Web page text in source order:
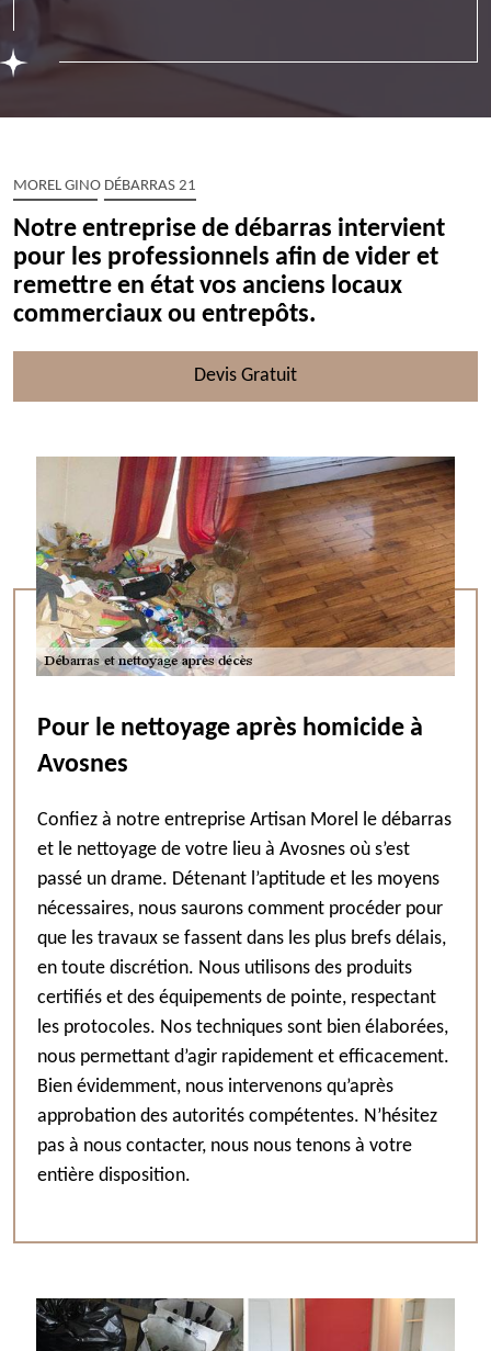
MOREL GINO DÉBARRAS 21
Notre entreprise de débarras intervient
pour les professionnels afin de vider et
remettre en état vos anciens locaux
commerciaux ou entrepôts.
Devis Gratuit
Pour le nettoyage après homicide à
Avosnes
Confiez à notre entreprise Artisan Morel le débarras
et le nettoyage de votre lieu à Avosnes où s’est
passé un drame. Détenant l’aptitude et les moyens
nécessaires, nous saurons comment procéder pour
que les travaux se fassent dans les plus brefs délais,
en toute discrétion. Nous utilisons des produits
certifiés et des équipements de pointe, respectant
les protocoles. Nos techniques sont bien élaborées,
nous permettant d’agir rapidement et efficacement.
Bien évidemment, nous intervenons qu’après
approbation des autorités compétentes. N’hésitez
pas à nous contacter, nous nous tenons à votre
entière disposition.